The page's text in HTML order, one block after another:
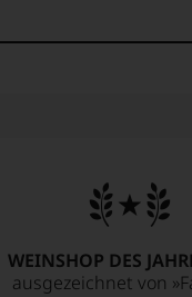
WEINSHOP DES
ausgezeichnet von